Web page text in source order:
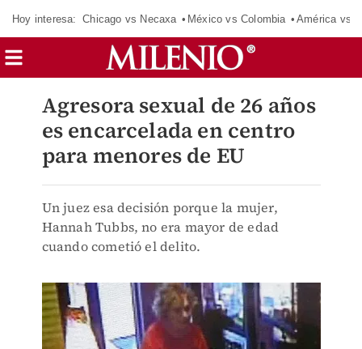
Hoy interesa: Chicago vs Necaxa México vs Colombia América vs
Agresora sexual de 26 años
es encarcelada en centro
para menores de EU
Un juez esa decisión porque la mujer,
Hannah Tubbs, no era mayor de edad
cuando cometió el delito.